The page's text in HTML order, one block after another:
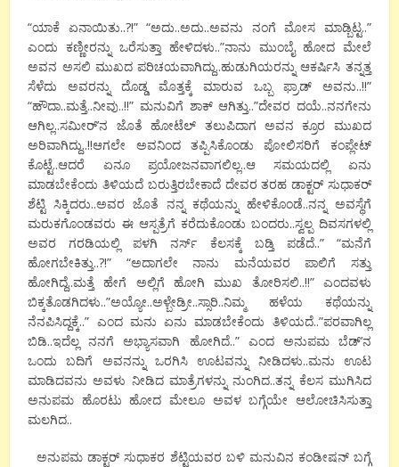
“ಯಾಕೆ ಏನಾಯಿತು..?!” “ಅದು..ಅದು..ಅವನು ನಂಗೆ ಮೋಸ ಮಾಡ್ಬಿಟ್ಟ..”
ಎಂದು ಕಣ್ಣೀರನ್ನು ಒರೆಸುತ್ತಾ ಹೇಳಿದಳು..”ನಾನು ಮುಂಬೈ ಹೋದ ಮೇಲೆ
ಅವನ ಅಸಲಿ ಮುಖದ ಪರಿಚಯವಾಗಿದ್ದು..ಹುಡುಗಿಯರನ್ನು ಆಕರ್ಷಿಸಿ ತನ್ನತ್ತ
ಸೆಳೆದು ಅವರನ್ನು ದೊಡ್ಡ ಮೊತ್ತಕ್ಕೆ ಮಾರುವ ಒಬ್ಬ ಫ್ರಾಡ್ ಅವನು..!!”
“ಹೌದಾ..ಮತ್ತೆ..ನೀವು..!!” ಮನುವಿಗೆ ಶಾಕ್ ಆಗಿತ್ತು..”ದೇವರ ದಯೆ..ನನಗೇನು
ಆಗಿಲ್ಲ..ಸಮೀರ್’ನ ಜೊತೆ ಹೋಟೆಲ್ ತಲುಪಿದಾಗ ಅವನ ಕ್ರೂರ ಮುಖದ
ಅರಿವಾಗಿದ್ದು..!!ಆಗಲೇ ಅವನಿಂದ ತಪ್ಪಿಸಿಕೊಂಡು ಪೋಲಿಸರಿಗೆ ಕಂಪ್ಲೇಟ್
ಕೊಟ್ಟೆ..ಆದರೆ ಏನೂ ಪ್ರಯೋಜನವಾಗಲಿಲ್ಲ..ಆ ಸಮಯದಲ್ಲಿ ಏನು
ಮಾಡಬೇಕೆಂದು ತಿಳಿಯದೆ ಬರುತ್ತಿರಬೇಕಾದೆ ದೇವರ ತರಹ ಡಾಕ್ಟರ್ ಸುಧಾಕರ್
ಶೆಟ್ಟಿ ಸಿಕ್ಕಿದರು..ಅವರ ಜೊತೆ ನನ್ನ ಕಥೆಯನ್ನು ಹೇಳಿಕೊಂಡೆ..ನನ್ನ ಅವಸ್ಥೆಗೆ
ಮರುಕಗೊಂಡವರು ಈ ಆಸ್ಪತ್ರೆಗೆ ಕರೆದುಕೊಂಡು ಬಂದರು..ಸ್ವಲ್ಪ ದಿವಸಗಳಲ್ಲಿ
ಅವರ ಗರಡಿಯಲ್ಲಿ ಪಳಗಿ ನರ್ಸ್ ಕೆಲಸಕ್ಕೆ ಬಡ್ತಿ ಪಡೆದೆ..” “ಮನೆಗೆ
ಹೋಗಬೇಕಿತ್ತು..?!” “ಅದಾಗಲೇ ನಾನು ಮನೆಯವರ ಪಾಲಿಗೆ ಸತ್ತು
ಹೋಗಿದ್ದೆ..ಮತ್ತೆ ಹೇಗೆ ಅಲ್ಲಿಗೆ ಹೋಗಿ ಮುಖ ತೋರಿಸಲಿ..!!” ಎಂದವಳು
ಬಿಕ್ಕತೊಡಗಿದಳು..”ಅಯ್ಯೋ..ಅಳ್ಬೇಡ್ರೀ..ಸ್ಸಾರಿ..ನಿಮ್ಮ ಹಳೆಯ ಕಥೆಯನ್ನು
ನೆನಪಿಸಿದ್ದಕ್ಕೆ..” ಎಂದ ಮನು ಏನು ಮಾಡಬೇಕೆಂದು ತಿಳಿಯದೆ..”ಪರವಾಗಿಲ್ಲ
ಬಿಡಿ..ಇದೆಲ್ಲ ನನಗೆ ಅಭ್ಯಾಸವಾಗಿ ಹೋಗಿದೆ..” ಎಂದ ಅನುಪಮ ಬೆಡ್’ನ
ಒಂದು ಬದಿಗೆ ಅವನನ್ನು ಒರಗಿಸಿ ಊಟವನ್ನು ನೀಡಿದಳು..ಮನು ಊಟ
ಮಾಡಿದವನು ಅವಳು ನೀಡಿದ ಮಾತ್ರೆಗಳನ್ನು ನುಂಗಿದ..ತನ್ನ ಕೆಲಸ ಮುಗಿಸಿದ
ಅನುಪಮ ಹೊರಟು ಹೋದ ಮೇಲೂ ಅವಳ ಬಗ್ಗೆಯೇ ಆಲೋಚಿಸಿಸುತ್ತಾ
ಮಲಗಿದ..
ಅನುಪಮ ಡಾಕ್ಟರ್ ಸುಧಾಕರ ಶೆಟ್ಟಿಯವರ ಬಳಿ ಮನುವಿನ ಕಂಡೀಷನ್ ಬಗ್ಗೆ